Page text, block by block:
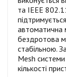
та IEEE
автоматична
бездротова
стабільною.
Mesh
кількості